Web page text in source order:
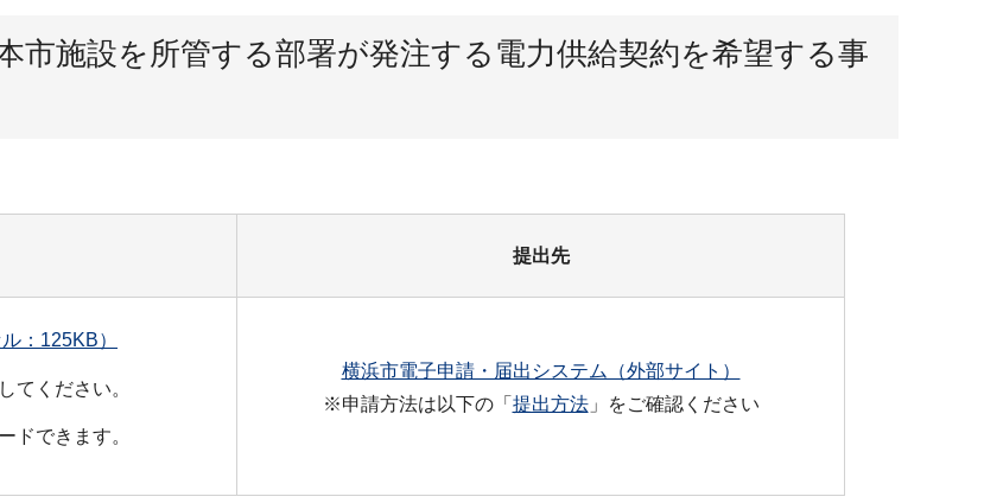
市施設を所管する部署が発注する電力供給契約を希望する事
提出先
：125KB）
てください。
ドできます。
横浜市電子申請・届出システム（外部サイト）
※申請方法は以下の「 提出方法」をご確認ください